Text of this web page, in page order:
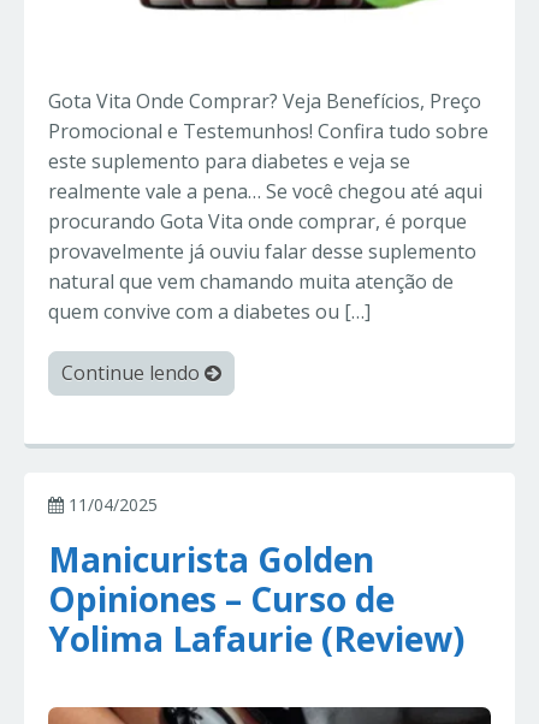
Gota Vita Onde Comprar? Veja Benefícios, Preço
Promocional e Testemunhos! Confira tudo sobre
este suplemento para diabetes e veja se
realmente vale a pena… Se você chegou até aqui
procurando Gota Vita onde comprar, é porque
provavelmente já ouviu falar desse suplemento
natural que vem chamando muita atenção de
quem convive com a diabetes ou […]
Continue lendo
11/04/2025
Manicurista Golden
Opiniones – Curso de
Yolima Lafaurie (Review)